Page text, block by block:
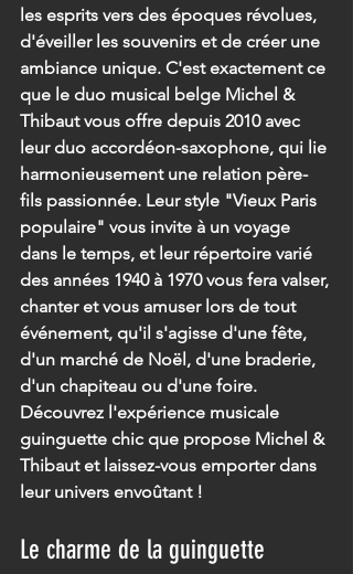
les esprits vers des époques révolues,
d'éveiller les souvenirs et de créer une
ambiance unique. C'est exactement ce
que le duo musical belge Michel &
Thibaut vous offre depuis 2010 avec
leur duo accordéon-saxophone, qui lie
harmonieusement une relation père-
fils passionnée. Leur style "Vieux Paris
populaire" vous invite à un voyage
dans le temps, et leur répertoire varié
des années 1940 à 1970 vous fera valser,
chanter et vous amuser lors de tout
événement, qu'il s'agisse d'une fête,
d'un marché de Noël, d'une braderie,
d'un chapiteau ou d'une foire.
Découvrez l'expérience musicale
guinguette chic que propose Michel &
Thibaut et laissez-vous emporter dans
leur univers envoûtant !
Le charme de la guinguette